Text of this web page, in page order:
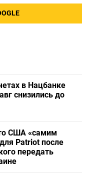
в Нацбанке
снизились до
США «самим
Patriot после
передать